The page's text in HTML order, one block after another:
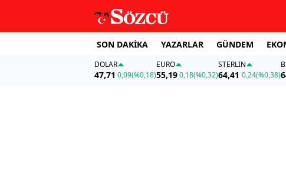
SON DAKİKA YAZARLAR GÜNDEM
DOLAR
47,71 0,09(%0,18)
EURO
55,19 0,18(%0,32)
STERLIN
64,41 0,24(%0,38)